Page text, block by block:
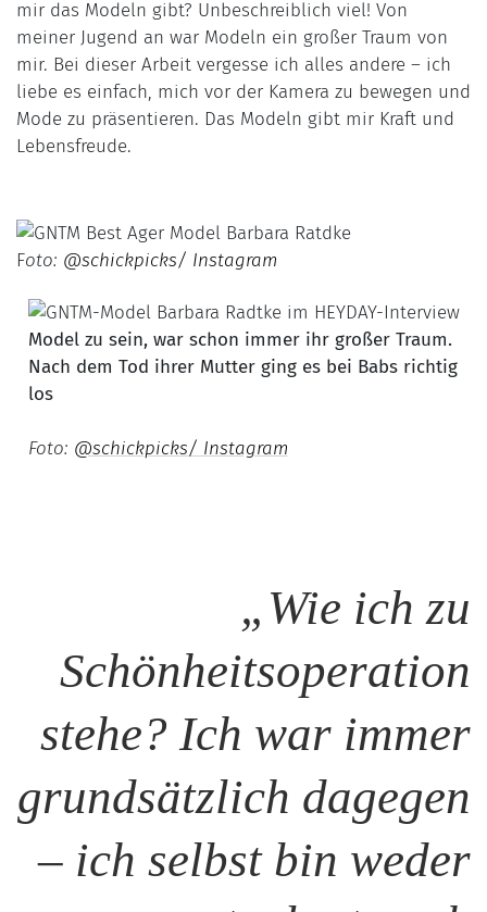
mir das Modeln gibt? Unbeschreiblich viel! Von
meiner Jugend an war Modeln ein großer Traum von
mir. Bei dieser Arbeit vergesse ich alles andere – ich
liebe es einfach, mich vor der Kamera zu bewegen und
Mode zu präsentieren. Das Modeln gibt mir Kraft und
Lebensfreude.
Foto: @schickpicks/ Instagram
Model zu sein, war schon immer ihr großer Traum.
Nach dem Tod ihrer Mutter ging es bei Babs richtig
los
Foto: @schickpicks/ Instagram
„Wie ich zu
Schönheitsoperation
stehe? Ich war immer
grundsätzlich dagegen
– ich selbst bin weder